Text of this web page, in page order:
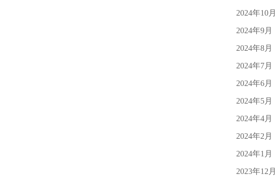
2024年10月
2024年9月
2024年8月
2024年7月
2024年6月
2024年5月
2024年4月
2024年2月
2024年1月
2023年12月